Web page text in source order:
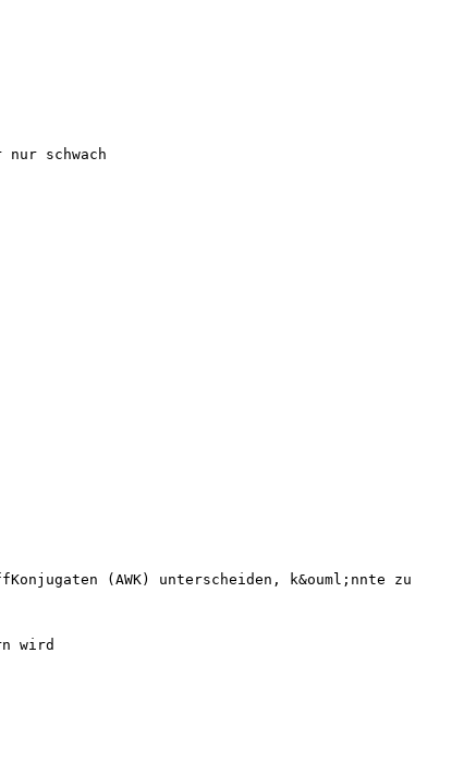
schwach
(AWK) unterscheiden, k&ouml;nnte zu
wird